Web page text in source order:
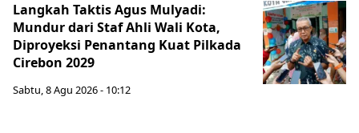
Langkah Taktis Agus Mulyadi:
Mundur dari Staf Ahli Wali Kota,
Diproyeksi Penantang Kuat Pilkada
Cirebon 2029
Sabtu, 8 Agu 2026 - 10:12